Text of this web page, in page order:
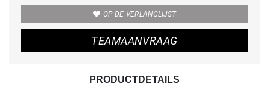
OP DE VERLANGLIJST
TEAMAANVRAAG
PRODUCTDETAILS